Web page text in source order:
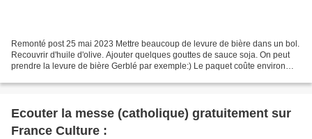
Remonté post 25 mai 2023 Mettre beaucoup de levure de bière dans un bol.
Recouvrir d'huile d'olive. Ajouter quelques gouttes de sauce soja. On peut
prendre la levure de bière Gerblé par exemple:) Le paquet coûte environ
Ecouter la messe (catholique) gratuitement sur
France Culture :